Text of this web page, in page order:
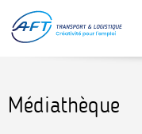
contenu
principal
Médiathèque